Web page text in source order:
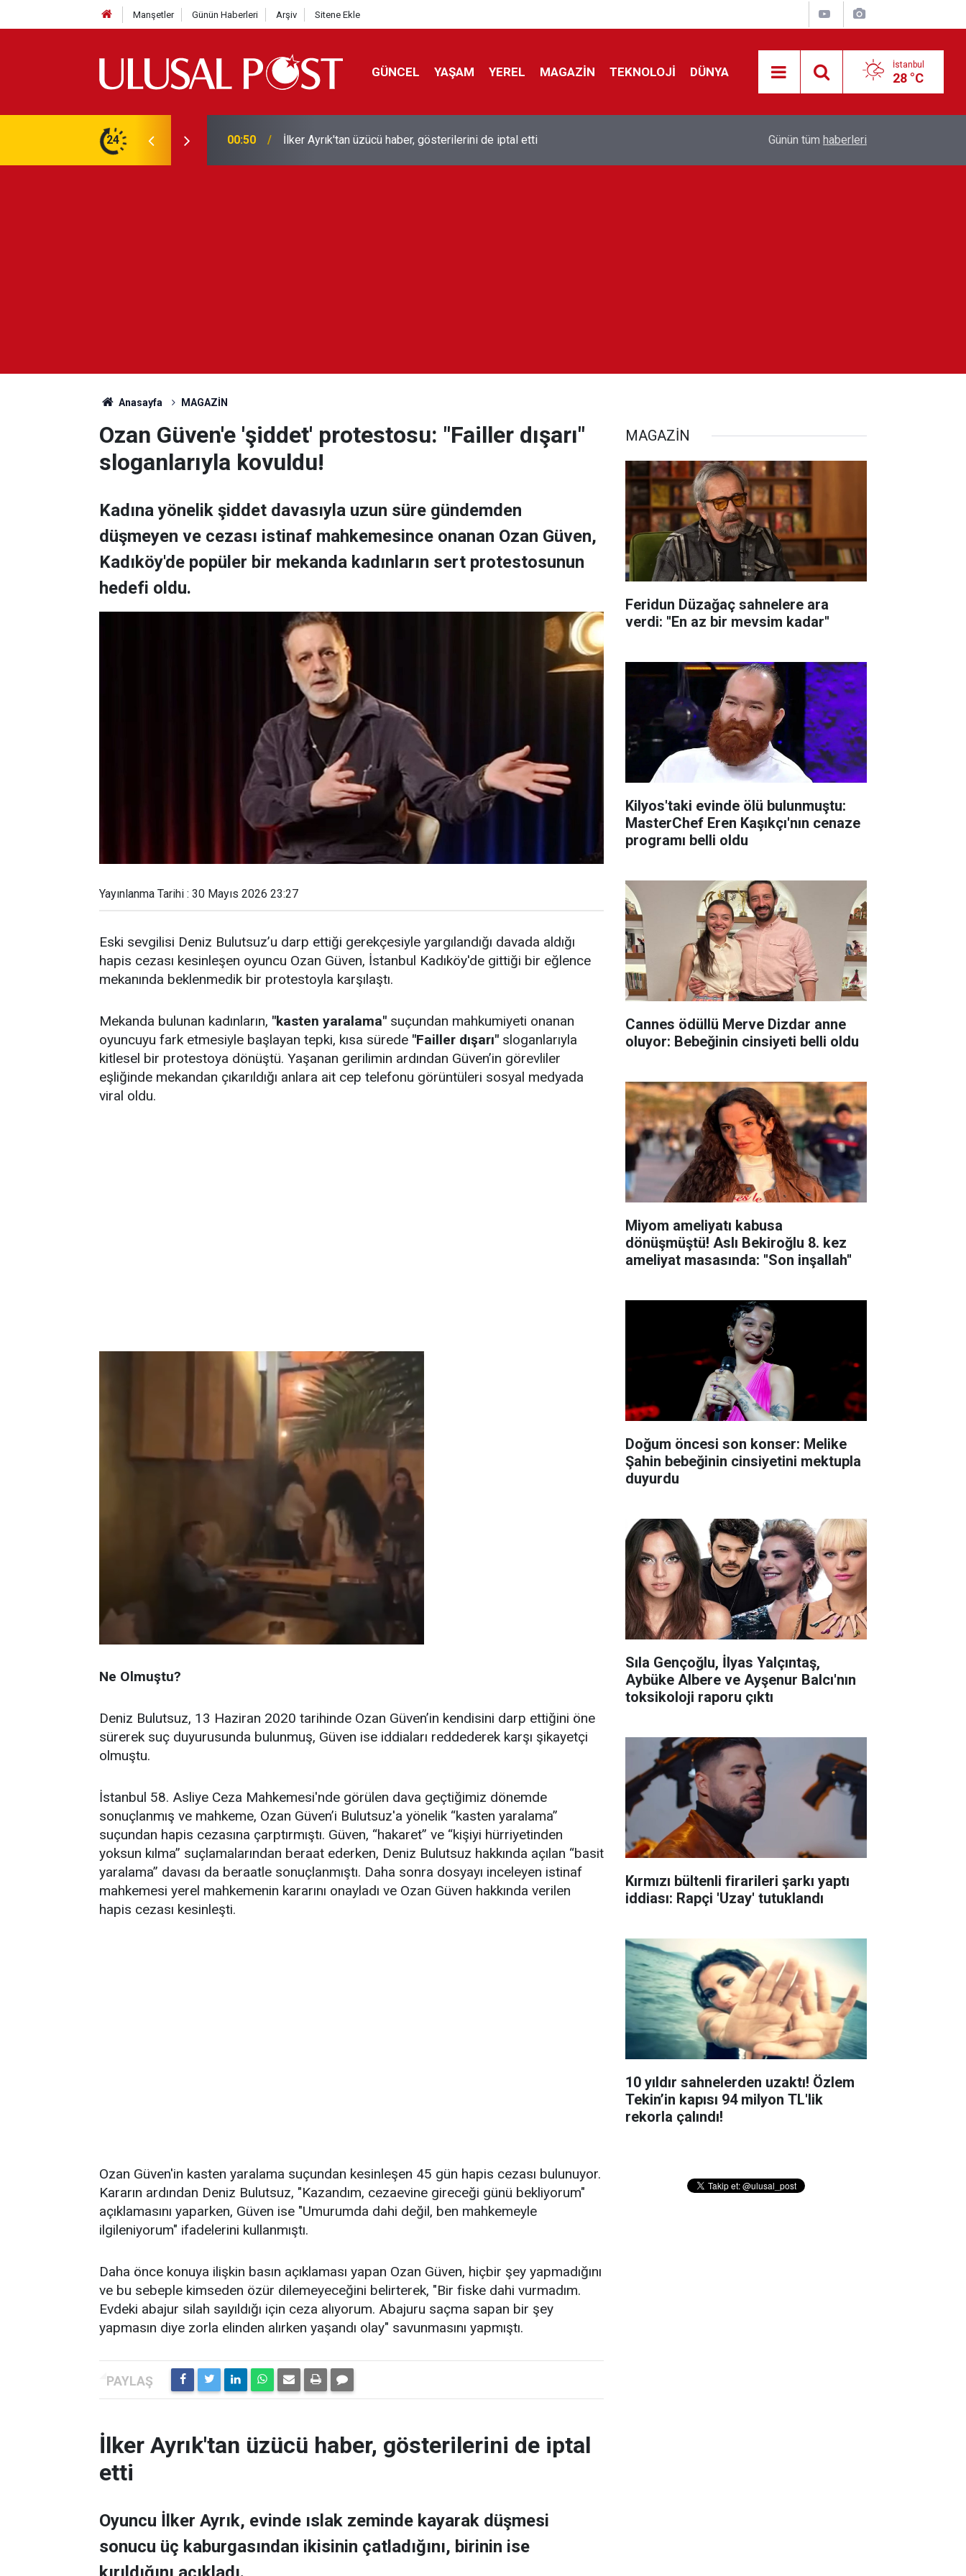
Manşetler Günün Haberleri Arşiv Sitene Ekle
GÜNCEL YAŞAM YEREL MAGAZİN TEKNOLOJİ DÜNYA İstanbul
28 °C
24 00:39
Liverpool efsanesi Mısırlı yıldız Mohamed Salah Trabzonspor ile anlaştı!
Yarın geliyor
Feridun Düzağaç sahnelere ara verdi: ''En az
Günün tüm haberleri
Anasayfa MAGAZİN
Ozan Güven'e 'şiddet' protestosu: "Failler dışarı"
sloganlarıyla kovuldu!
Kadına yönelik şiddet davasıyla uzun süre gündemden
düşmeyen ve cezası istinaf mahkemesince onanan Ozan Güven,
Kadıköy'de popüler bir mekanda kadınların sert protestosunun
hedefi oldu.
Yayınlanma Tarihi : 30 Mayıs 2026 23:27
Eski sevgilisi Deniz Bulutsuz’u darp ettiği gerekçesiyle yargılandığı davada aldığı
hapis cezası kesinleşen oyuncu Ozan Güven, İstanbul Kadıköy'de gittiği bir eğlence
mekanında beklenmedik bir protestoyla karşılaştı.
Mekanda bulunan kadınların, "kasten yaralama" suçundan mahkumiyeti onanan
oyuncuyu fark etmesiyle başlayan tepki, kısa sürede "Failler dışarı" sloganlarıyla
kitlesel bir protestoya dönüştü. Yaşanan gerilimin ardından Güven’in görevliler
eşliğinde mekandan çıkarıldığı anlara ait cep telefonu görüntüleri sosyal medyada
viral oldu.
Ne Olmuştu?
Deniz Bulutsuz, 13 Haziran 2020 tarihinde Ozan Güven’in kendisini darp ettiğini öne
sürerek suç duyurusunda bulunmuş, Güven ise iddiaları reddederek karşı şikayetçi
olmuştu.
İstanbul 58. Asliye Ceza Mahkemesi'nde görülen dava geçtiğimiz dönemde
sonuçlanmış ve mahkeme, Ozan Güven’i Bulutsuz'a yönelik “kasten yaralama”
suçundan hapis cezasına çarptırmıştı. Güven, “hakaret” ve “kişiyi hürriyetinden
yoksun kılma” suçlamalarından beraat ederken, Deniz Bulutsuz hakkında açılan “basit
yaralama” davası da beraatle sonuçlanmıştı. Daha sonra dosyayı inceleyen istinaf
mahkemesi yerel mahkemenin kararını onayladı ve Ozan Güven hakkında verilen
hapis cezası kesinleşti.
Ozan Güven'in kasten yaralama suçundan kesinleşen 45 gün hapis cezası bulunuyor.
Kararın ardından Deniz Bulutsuz, "Kazandım, cezaevine gireceği günü bekliyorum"
açıklamasını yaparken, Güven ise "Umurumda dahi değil, ben mahkemeyle
ilgileniyorum" ifadelerini kullanmıştı.
Daha önce konuya ilişkin basın açıklaması yapan Ozan Güven, hiçbir şey yapmadığını
ve bu sebeple kimseden özür dilemeyeceğini belirterek, "Bir fiske dahi vurmadım.
Evdeki abajur silah sayıldığı için ceza alıyorum. Abajuru saçma sapan bir şey
yapmasın diye zorla elinden alırken yaşandı olay" savunmasını yapmıştı.
İlker Ayrık'tan üzücü haber, gösterilerini de iptal
etti
Oyuncu İlker Ayrık, evinde ıslak zeminde kayarak düşmesi
sonucu üç kaburgasından ikisinin çatladığını, birinin ise
MAGAZİN
Feridun Düzağaç sahnelere ara
verdi: ''En az bir mevsim kadar''
Kilyos'taki evinde ölü bulunmuştu:
MasterChef Eren Kaşıkçı'nın cenaze
programı belli oldu
Cannes ödüllü Merve Dizdar anne
oluyor: Bebeğinin cinsiyeti belli oldu
Miyom ameliyatı kabusa
dönüşmüştü! Aslı Bekiroğlu 8. kez
ameliyat masasında: ''Son inşallah''
Doğum öncesi son konser: Melike
Şahin bebeğinin cinsiyetini mektupla
duyurdu
Sıla Gençoğlu, İlyas Yalçıntaş,
Aybüke Albere ve Ayşenur Balcı'nın
toksikoloji raporu çıktı
Kırmızı bültenli firarileri şarkı yaptı
iddiası: Rapçi 'Uzay' tutuklandı
10 yıldır sahnelerden uzaktı! Özlem
Tekin’in kapısı 94 milyon TL'lik
rekorla çalındı!